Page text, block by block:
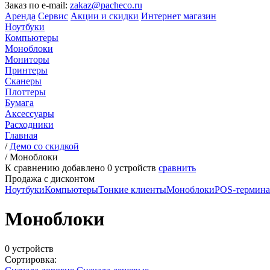
Заказ по e-mail: zakaz@pacheco.ru
Аренда Сервис Акции и скидки Интернет магазин
Ноутбуки
Компьютеры
Моноблоки
Мониторы
Принтеры
Сканеры
Плоттеры
Бумага
Аксессуары
Расходники
Главная
/ Демо со скидкой
/Моноблоки
К сравнению добавлено 0 устройств сравнить
Продажа с дисконтом
НоутбукиКомпьютерыТонкие клиентыМоноблокиPOS-
Моноблоки
0 устройств
Сортировка: